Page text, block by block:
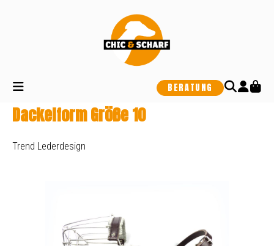
BERATUNG
Dackelform Größe 10
Trend Lederdesign